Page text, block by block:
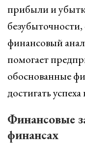
прибыли и
финансовый
помогает
обоснованные
достигать успеха
Финансовые
финансах